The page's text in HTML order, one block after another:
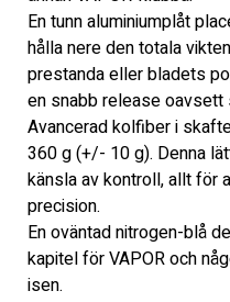
En tunn aluminiumplåt
hålla nere den totala
prestanda eller bladets
en snabb release oavsett
Avancerad kolfiber i
360 g (+/- 10 g). Denna
känsla av kontroll, allt för
precision.
En oväntad nitrogen-blå
kapitel för VAPOR och
isen.